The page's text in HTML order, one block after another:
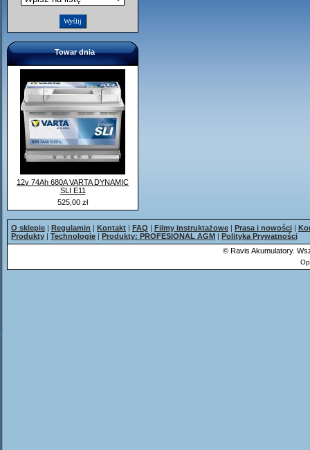
Towar dnia
12v 74Ah 680A VARTA DYNAMIC
SLI E11
525,00 zł
O sklepie | Regulamin | Kontakt | FAQ | Filmy instruktażowe | Prasa i nowości |
Produkty | Technologie | Produkty: PROFESIONAL AGM | Polityka Prywatności
© Ravis Akumulatory.